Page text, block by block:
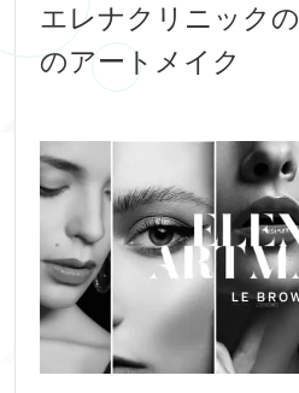
エレナクリニック
のアートメイク